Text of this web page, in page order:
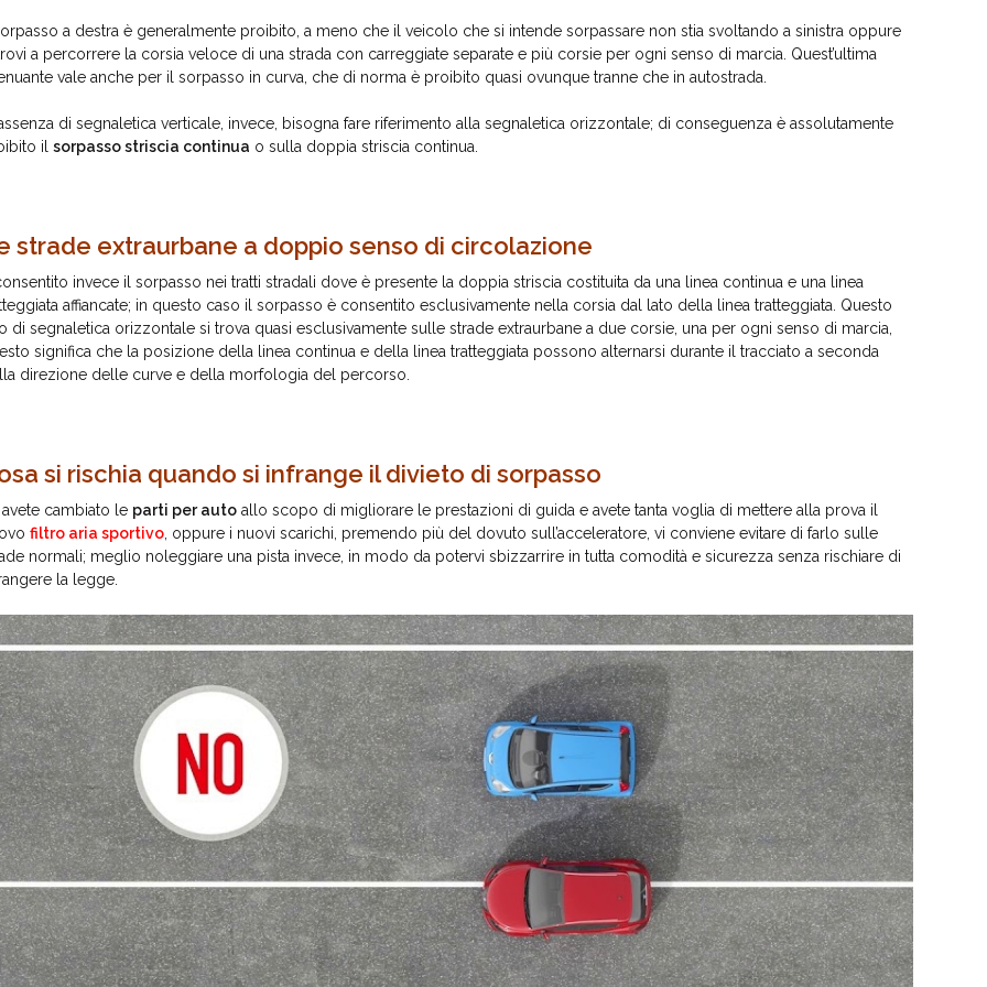
a destra è generalmente proibito, a meno che il veicolo che si intende sorpassare non stia svoltando a sinistra oppure
a percorrere la corsia veloce di una strada con carreggiate separate e più corsie per ogni senso di marcia. Quest’ultima
vale anche per il sorpasso in curva, che di norma è proibito quasi ovunque tranne che in autostrada.
di segnaletica verticale, invece, bisogna fare riferimento alla segnaletica orizzontale; di conseguenza è assolutamente
ilsorpasso striscia continua o sulla doppia striscia continua.
strade extraurbane a doppio senso di circolazione
invece il sorpasso nei tratti stradali dove è presente la doppia striscia costituita da una linea continua e una linea
affiancate; in questo caso il sorpasso è consentito esclusivamente nella corsia dal lato della linea tratteggiata. Questo
di segnaletica orizzontale si trova quasi esclusivamente sulle strade extraurbane a due corsie, una per ogni senso di marcia,
significa che la posizione della linea continua e della linea tratteggiata possono alternarsi durante il tracciato a seconda
direzione delle curve e della morfologia del percorso.
si rischia quando si infrange il divieto di sorpasso
avete cambiato le parti per auto allo scopo di migliorare le prestazioni di guida e avete tanta voglia di mettere alla prova il
filtro aria sportivo , oppure i nuovi scarichi, premendo più del dovuto sull’acceleratore, vi conviene evitare di farlo sulle
normali; meglio noleggiare una pista invece, in modo da potervi sbizzarrire in tutta comodità e sicurezza senza rischiare di
la legge.